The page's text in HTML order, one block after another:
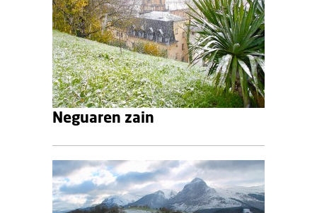
Neguaren zain